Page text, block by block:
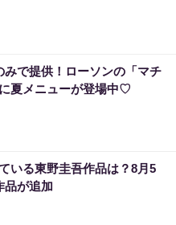
みで提供！ローソンの「マチ
夏メニューが登場中♡
いる東野圭吾作品は？8月5
品が追加